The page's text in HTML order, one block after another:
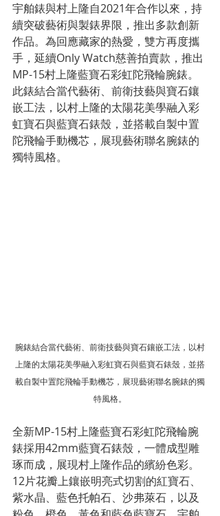
宇舶錶與村上隆自2021年合作以來，持
續突破藝術與製錶界限，推出多款創新
作品。為回應藏家的熱愛，雙方再度攜
手，延續Only Watch慈善拍賣款，推出
MP-15村上隆藍寶石彩虹陀飛輪腕錶。
此錶結合當代藝術、前衛技藝與寶石鑲
嵌工法，以村上隆的太陽花美學融入彩
虹寶石與藍寶石錶殼，並搭載自製中置
陀飛輪手動機芯，展現藝術聯名腕錶的
獨特風格。
腕錶結合當代藝術、前衛技藝與寶石鑲嵌工法，以村
上隆的太陽花美學融入彩虹寶石與藍寶石錶殼，並搭
載自製中置陀飛輪手動機芯，展現藝術聯名腕錶的獨
特風格。
全新MP-15村上隆藍寶石彩虹陀飛輪腕
錶採用42mm藍寶石錶殼，一體成型雕
琢而成，展現村上隆作品的繽紛色彩。
12片花瓣上鑲嵌明亮式切割的紅寶石、
紫水晶、藍色托帕石、沙弗萊石，以及